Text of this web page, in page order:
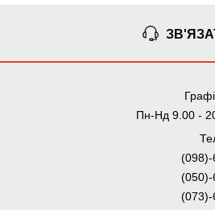
меблів.
Пн-Нд 9.00 -